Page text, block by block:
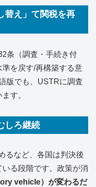
替え」て関税を再
条（調査・手続き付
を戻す/再構築する意
版でも、USTRに調査
す。
しろ継続
るなど、各国は判決後
る段階です。政策が消
vehicle）が変わるだ